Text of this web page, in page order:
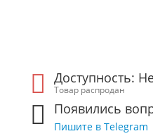
Доступность:
Товар распродан
Появились
Пишите в Telegram